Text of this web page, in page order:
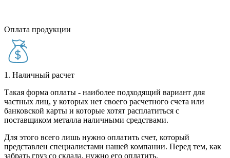
Оплата продукции
1. Наличный расчет
Такая форма оплаты - наиболее подходящий вариант для
частных лиц, у которых нет своего расчетного счета или
банковской карты и которые хотят расплатиться с
поставщиком металла наличными средствами.
Для этого всего лишь нужно оплатить счет, который
представлен специалистами нашей компании. Перед тем, как
забрать груз со склада, нужно его оплатить.